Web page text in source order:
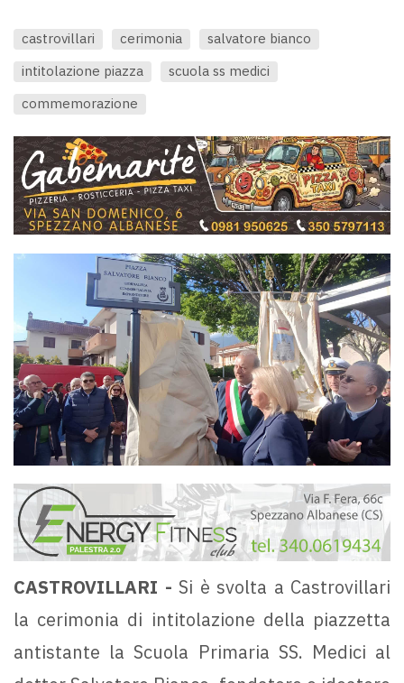
castrovillari cerimonia
salvatore bianco
intitolazione piazza
scuola ss medici
commemorazione
CASTROVILLARI - Si è svolta a Castrovillari
la cerimonia di intitolazione della piazzetta
antistante la Scuola Primaria SS. Medici al